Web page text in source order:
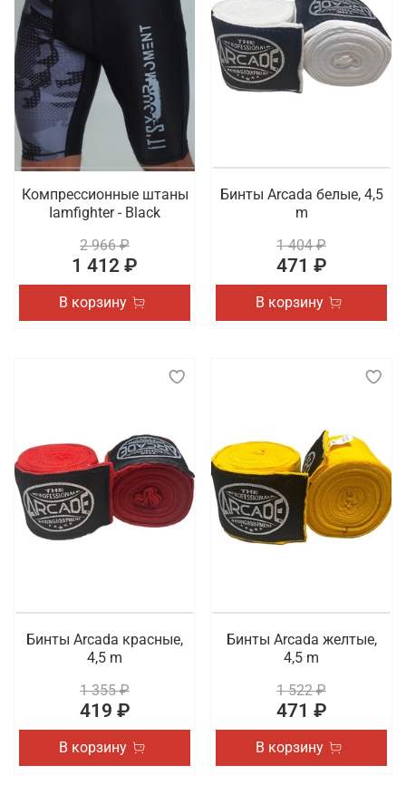
Компрессионные штаны
Iamfighter - Black
2 966 ₽
1 412 ₽
В корзину
Бинты Arcada белые, 4,5
m
1 404 ₽
471 ₽
В корзину
Бинты Arcada красные,
4,5 m
1 355 ₽
419 ₽
В корзину
Бинты Arcada желтые,
4,5 m
1 522 ₽
471 ₽
В корзину